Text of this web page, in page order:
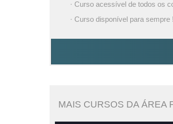
· Curso acessível de todos os
· Curso disponível para
MAIS CURSOS DA ÁREA